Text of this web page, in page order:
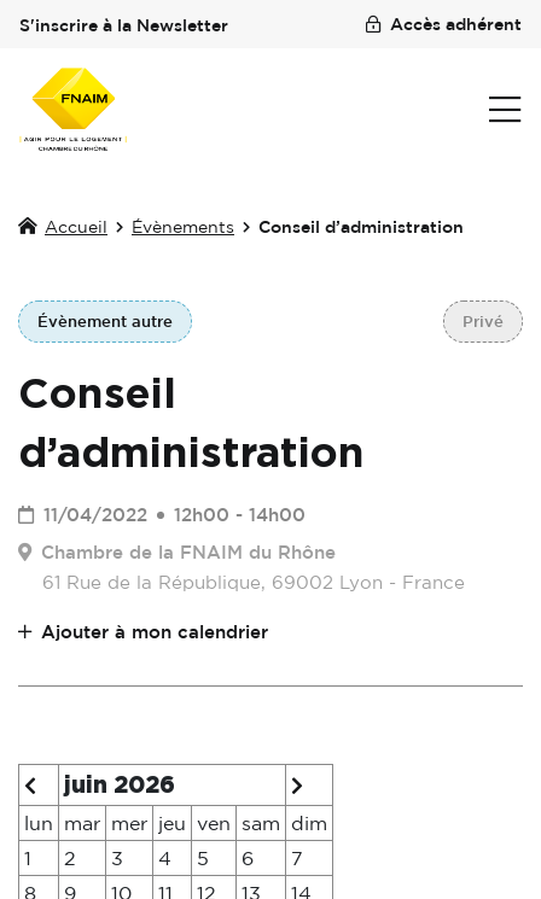
S'inscrire à la Newsletter Accès adhérent
Accueil Évènements Conseil d’administration
Évènement autre Privé
Conseil
d’administration
11/04/2022
12h00 - 14h00
Chambre de la FNAIM du Rhône
61 Rue de la République, 69002 Lyon - France
Ajouter à mon calendrier
juin 2026
lun mar mer jeu ven sam
dim
1
2 3 4 5 6
7
8
9 10 11 12 13
14